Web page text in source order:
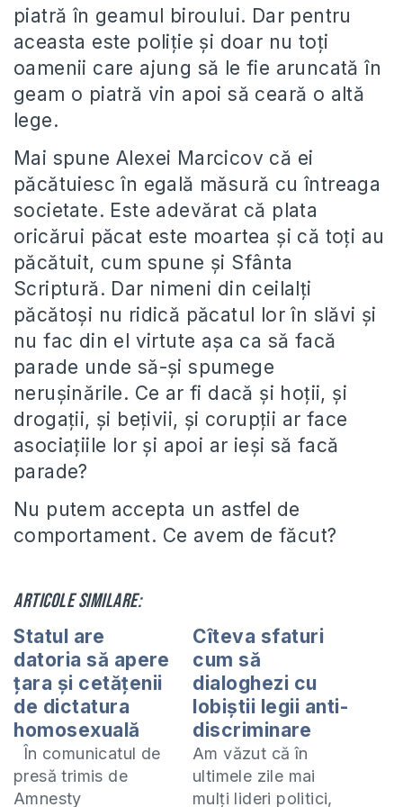
piatră în geamul biroului. Dar pentru
aceasta este poliţie şi doar nu toţi
oamenii care ajung să le fie aruncată în
geam o piatră vin apoi să ceară o altă
lege.
Mai spune Alexei Marcicov că ei
păcătuiesc în egală măsură cu întreaga
societate. Este adevărat că plata
oricărui păcat este moartea şi că toţi au
păcătuit, cum spune şi Sfânta
Scriptură. Dar nimeni din ceilalţi
păcătoşi nu ridică păcatul lor în slăvi şi
nu fac din el virtute aşa ca să facă
parade unde să-şi spumege
neruşinările. Ce ar fi dacă şi hoţii, şi
drogaţii, şi beţivii, şi corupţii ar face
asociaţiile lor şi apoi ar ieşi să facă
parade?
Nu putem accepta un astfel de
comportament. Ce avem de făcut?
Articole similare:
Statul are
datoria să apere
ţara şi cetăţenii
de dictatura
homosexuală
În comunicatul de
presă trimis de
Amnesty
Cîteva sfaturi
cum să
dialoghezi cu
lobiştii legii anti-
discriminare
Am văzut că în
ultimele zile mai
mulţi lideri politici,